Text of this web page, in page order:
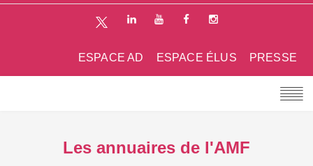
PRESSE
ESPACE ÉLUS
ESPACE AD
Les annuaires de l'AMF